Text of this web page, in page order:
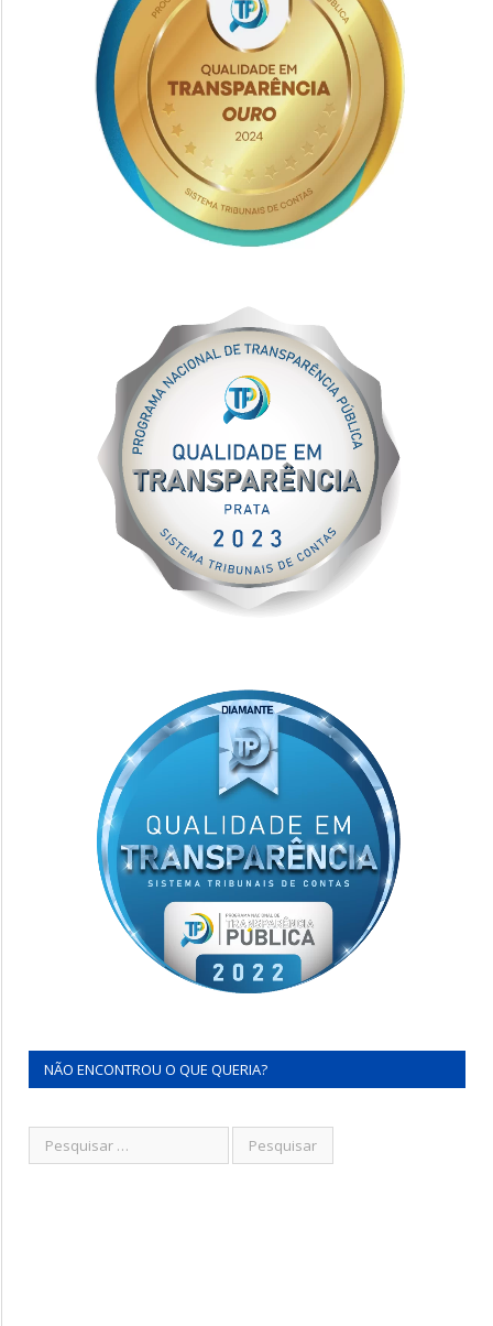
NÃO ENCONTROU O QUE QUERIA?